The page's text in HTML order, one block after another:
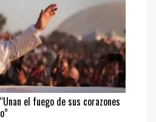
el fuego de sus corazones